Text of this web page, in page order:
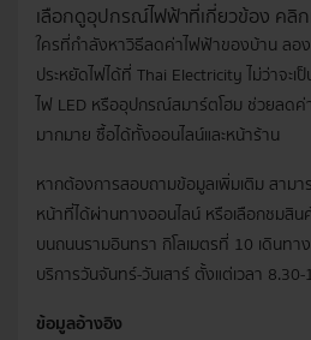
เลือกดูอุปกรณ์ไฟฟ้าที่เกี่ยวข้อง คลิก
ใครที่กำลังหาวิธีลดค่าไฟฟ้าของบ้าน ลอ
ประหยัดไฟได้ที่ Thai Electricity ไม่ว่าจะเป็
ไฟ LED หรืออุปกรณ์สมาร์ตโฮม ช่วยลดค่
มากมาย ซื้อได้ทั้งออนไลน์และหน้าร้าน
หากต้องการสอบถามข้อมูลเพิ่มเติม สามา
หน้าที่ได้ผ่านทางออนไลน์ หรือเลือกชมสิน
บนถนนรามอินทรา กิโลเมตรที่ 10 เดินทา
บริการวันจันทร์-วันเสาร์ ตั้งแต่เวลา
ข้อมูลอ้างอิง